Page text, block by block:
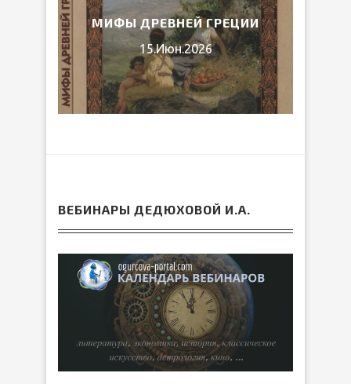
МИФЫ ДРЕВНЕЙ ГРЕЦИИ
15.Июн.2026
ВЕБИНАРЫ ДЕДЮХОВОЙ И.А.